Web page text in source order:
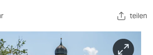
teilen